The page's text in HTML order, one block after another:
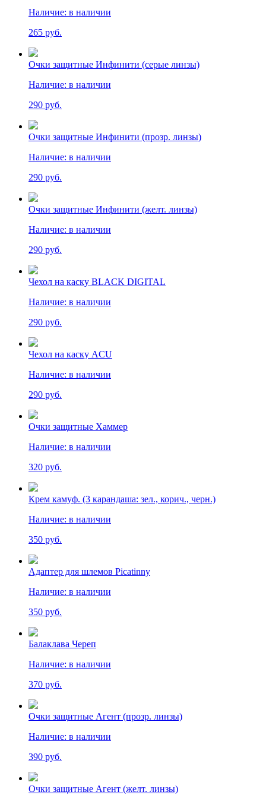
Наличие: в наличии
265 руб.
Очки защитные Инфинити (серые линзы)
Наличие: в наличии
290 руб.
Очки защитные Инфинити (прозр. линзы)
Наличие: в наличии
290 руб.
Очки защитные Инфинити (желт. линзы)
Наличие: в наличии
290 руб.
Чехол на каску BLACK DIGITAL
Наличие: в наличии
290 руб.
Чехол на каску ACU
Наличие: в наличии
290 руб.
Очки защитные Хаммер
Наличие: в наличии
320 руб.
Крем камуф. (3 карандаша: зел., корич., черн.)
Наличие: в наличии
350 руб.
Адаптер для шлемов Picatinny
Наличие: в наличии
350 руб.
Балаклава Череп
Наличие: в наличии
370 руб.
Очки защитные Агент (прозр. линзы)
Наличие: в наличии
390 руб.
Очки защитные Агент (желт. линзы)